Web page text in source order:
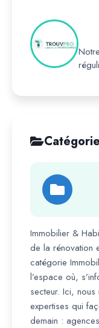
Catégorie
Immobilier &
de la rénovation
catégorie
l’espace où,
secteur. Ici, nous
expertises qui
demain :